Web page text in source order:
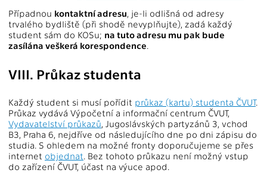
Případnou kontaktní adresu , je-li odlišná od adresy
trvalého bydliště (při shodě nevyplňujte), zadá každý
student sám do KOSu; na tuto adresu mu pak bude
zasílána veškerá korespondence
VIII. Průkaz studenta
Každý student si musí pořídit průkaz (kartu) studenta ČVUT.
Průkaz vydává Výpočetní a informační centrum ČVUT,
Vydavatelství průkazů, Jugoslávských partyzánů 3, vchod
B3, Praha 6, nejdříve od následujícího dne po dni zápisu do
studia. S ohledem na možné fronty doporučujeme se přes
internet objednat. Bez tohoto průkazu není možný vstup
do zařízení ČVUT, účast na výuce apod.